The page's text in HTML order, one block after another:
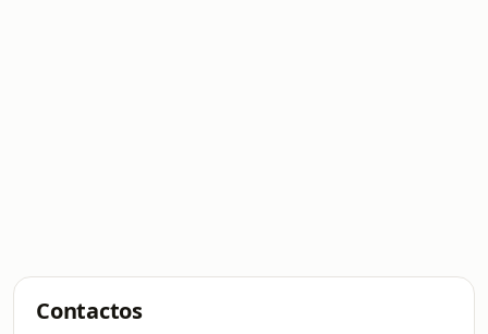
Contactos